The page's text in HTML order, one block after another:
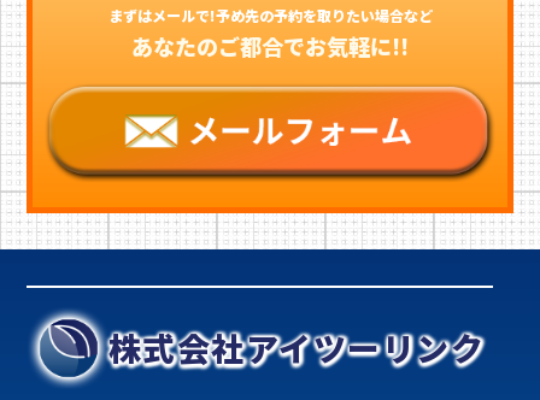
まずはメールで!予め先の予約を取りたい場合など
あなたのご都合でお気軽に!!
株式会社アイツーリンク